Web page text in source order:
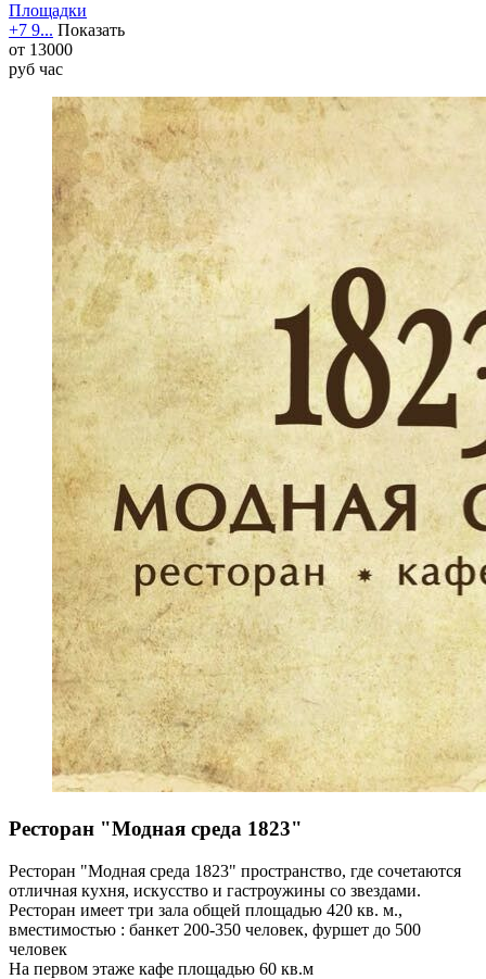
Площадки
+7 9... Показать
от 13000
руб час
Ресторан "Модная среда 1823"
Ресторан "Модная среда 1823" пространство, где сочетаются
отличная кухня, искусство и гастроужины со звездами.
Ресторан имеет три зала общей площадью 420 кв. м.,
вместимостью : банкет 200-350 человек, фуршет до 500
человек
На первом этаже кафе площадью 60 кв.м